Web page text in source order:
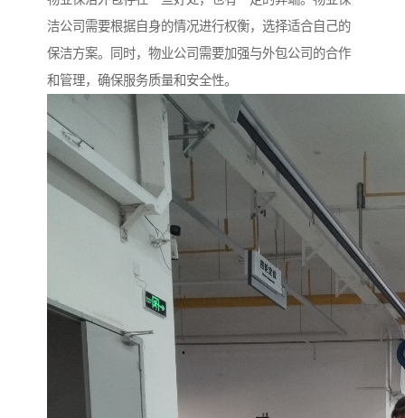
洁公司需要根据自身的情况进行权衡，选择适合自己的
保洁方案。同时，物业公司需要加强与外包公司的合作
和管理，确保服务质量和安全性。